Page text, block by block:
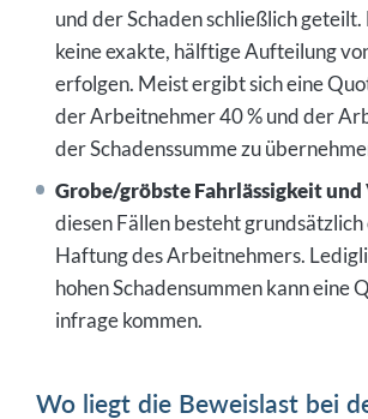
und der Schaden schließlich geteilt.
keine exakte, hälftige Aufteilung
erfolgen. Meist ergibt sich eine
der Arbeitnehmer 40 % und der
der Schadenssumme zu
Grobe/gröbste Fahrlässigkeit und
diesen Fällen besteht grundsätzlich
Haftung des Arbeitnehmers.
hohen Schadensummen kann eine
infrage kommen.
Wo liegt die Beweislast bei